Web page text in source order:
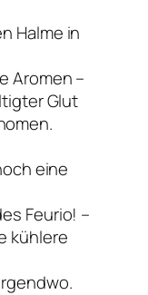
Halme in
Aromen –
Glut
eine
Feurio! –
kühlere